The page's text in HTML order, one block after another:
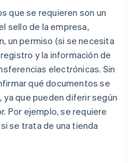
que se requieren son un
sello de la empresa,
un permiso (si se necesita
y la información de
electrónicas. Sin
qué documentos se
que pueden diferir según
Por ejemplo, se requiere
se trata de una tienda